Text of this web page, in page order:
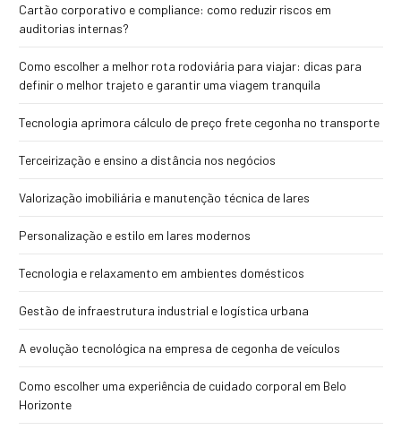
Cartão corporativo e compliance: como reduzir riscos em
auditorias internas?
Como escolher a melhor rota rodoviária para viajar: dicas para
definir o melhor trajeto e garantir uma viagem tranquila
Tecnologia aprimora cálculo de preço frete cegonha no transporte
Terceirização e ensino a distância nos negócios
Valorização imobiliária e manutenção técnica de lares
Personalização e estilo em lares modernos
Tecnologia e relaxamento em ambientes domésticos
Gestão de infraestrutura industrial e logística urbana
A evolução tecnológica na empresa de cegonha de veículos
Como escolher uma experiência de cuidado corporal em Belo
Horizonte